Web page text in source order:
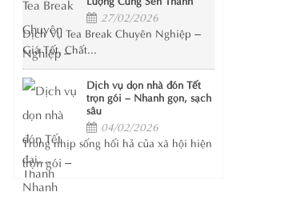
27/02/2026
Dịch Vụ Tea Break Chuyên Nghiệp –
Giá Tốt, Chất...
Dịch vụ dọn nhà đón Tết
trọn gói – Nhanh gọn, sạch
sâu
04/02/2026
Trong nhịp sống hối hả của xã hội hiện
đại,...